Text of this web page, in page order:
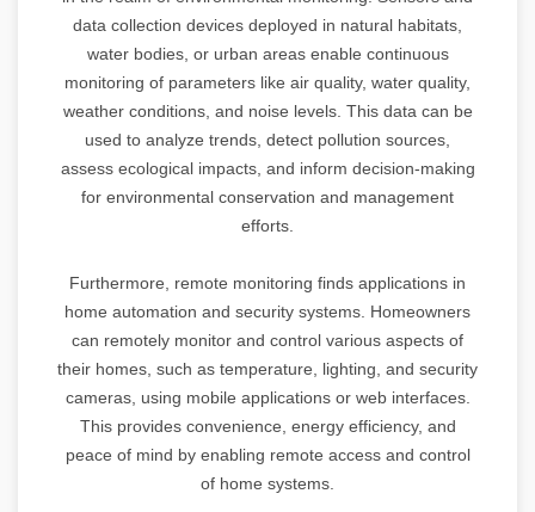
data collection devices deployed in natural habitats,
water bodies, or urban areas enable continuous
monitoring of parameters like air quality, water quality,
weather conditions, and noise levels. This data can be
used to analyze trends, detect pollution sources,
assess ecological impacts, and inform decision-making
for environmental conservation and management
efforts.
Furthermore, remote monitoring finds applications in
home automation and security systems. Homeowners
can remotely monitor and control various aspects of
their homes, such as temperature, lighting, and security
cameras, using mobile applications or web interfaces.
This provides convenience, energy efficiency, and
peace of mind by enabling remote access and control
of home systems.